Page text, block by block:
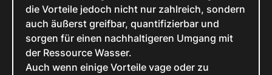
die Vorteile jedoch nicht nur zahlreich, sondern
auch äußerst greifbar, quantifizierbar und
sorgen für einen nachhaltigeren Umgang mit
der Ressource Wasser.
Auch wenn einige Vorteile vage oder zu